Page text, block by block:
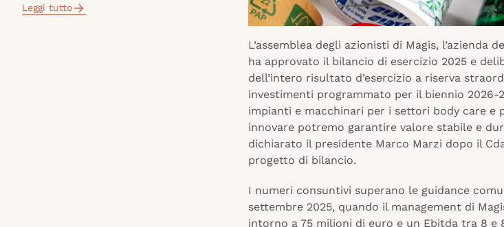
Leggi tutto
L’assemblea degli azionisti di Magis, l’azienda
ha approvato il bilancio di esercizio 2025 e
dell’intero risultato d’esercizio a riserva
investimenti programmato per il biennio 2026-
impianti e macchinari per i settori body care e
innovare potremo garantire valore stabile e
dichiarato il presidente Marco Marzi dopo il
progetto di bilancio.
I numeri consuntivi superano le guidance
settembre 2025, quando il management di
intorno a 75 milioni di euro e un Ebitda tra 8 e